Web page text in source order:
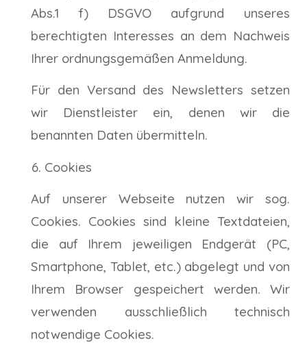
Abs.1 f) DSGVO aufgrund unseres
berechtigten Interesses an dem Nachweis
Ihrer ordnungsgemäßen Anmeldung.
Für den Versand des Newsletters setzen
wir Dienstleister ein, denen wir die
benannten Daten übermitteln.
Cookies
Auf unserer Webseite nutzen wir sog.
Cookies. Cookies sind kleine Textdateien,
die auf Ihrem jeweiligen Endgerät (PC,
Smartphone, Tablet, etc.) abgelegt und von
Ihrem Browser gespeichert werden. Wir
verwenden ausschließlich technisch
notwendige Cookies.